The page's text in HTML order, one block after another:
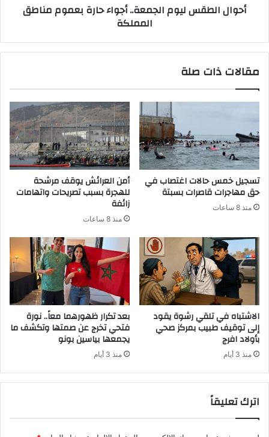
أحوال الطقس ليوم الجمعة.. أجواء حارة بعموم مناطق
المملكة
مقالات ذات صلة
تسجيل خمس حالات اغتصاب في
حق مهاجرات قاصرات بسبتة
منذ 8 ساعات
أمن العرائش يوقف مرشحة
للهجرة بسبب تصريحات واتهامات
زائفة
منذ 8 ساعات
الاشتباه في تلقي رشوة يقود
إلى توقيف طبيب بمركز صحي
بأولاد افرج
منذ 3 أيام
بعد تكرار ظهورهما معاً.. نورة
فتحي تخرج عن صمتها وتكشف ما
يجمعها بياسين بونو
منذ 3 أيام
اترك تعليقاً